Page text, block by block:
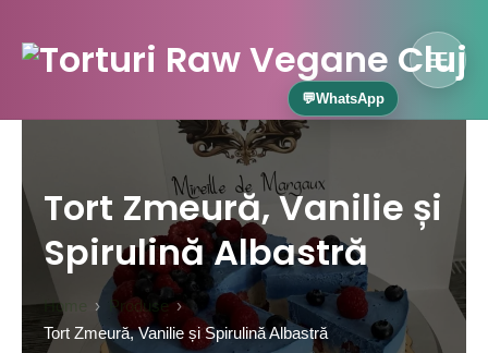
content
Torturi Raw Cluj –
Tort Zmeură, Vanilie și
Spirulină Albastră
Home
Produse
Tort Zmeură, Vanilie și Spirulină Albastră
💬WhatsApp